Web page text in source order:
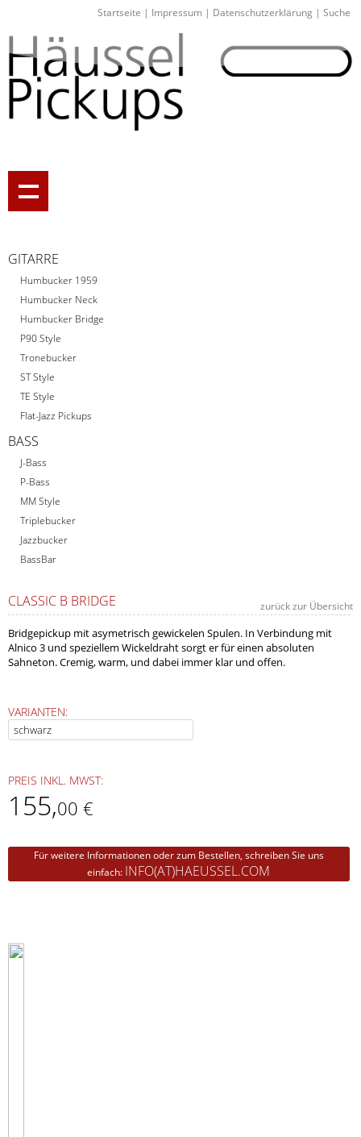
Startseite | Impressum | Datenschutzerklärung | Suche
GITARRE
Humbucker 1959
Humbucker Neck
Humbucker Bridge
P90 Style
Tronebucker
ST Style
TE Style
Flat-Jazz Pickups
BASS
J-Bass
P-Bass
MM Style
Triplebucker
Jazzbucker
BassBar
CLASSIC B BRIDGE zurück zur Übersicht
Bridgepickup mit asymetrisch gewickelen Spulen. In Verbindung mit
Alnico 3 und speziellem Wickeldraht sorgt er für einen absoluten
Sahneton. Cremig, warm, und dabei immer klar und offen.
VARIANTEN:
PREIS INKL. MWST:
155,00 €
Für weitere Informationen oder zum Bestellen, schreiben Sie uns
einfach: INFO(AT)HAEUSSEL.COM